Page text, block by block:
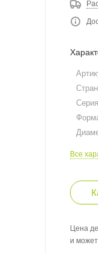
Все
Цена
и